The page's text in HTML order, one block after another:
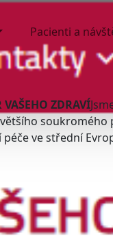
Pacienti a
VAŠEHO ZDRAVÍ
soukromého
ve střední